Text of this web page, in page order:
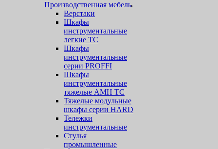
Производственная мебель
Верстаки
Шкафы
инструментальные
легкие ТС
Шкафы
инструментальные
серии PROFFI
Шкафы
инструментальные
тяжелые AMH TC
Тяжелые модульные
шкафы серии HARD
Тележки
инструментальные
Стулья
промышленные